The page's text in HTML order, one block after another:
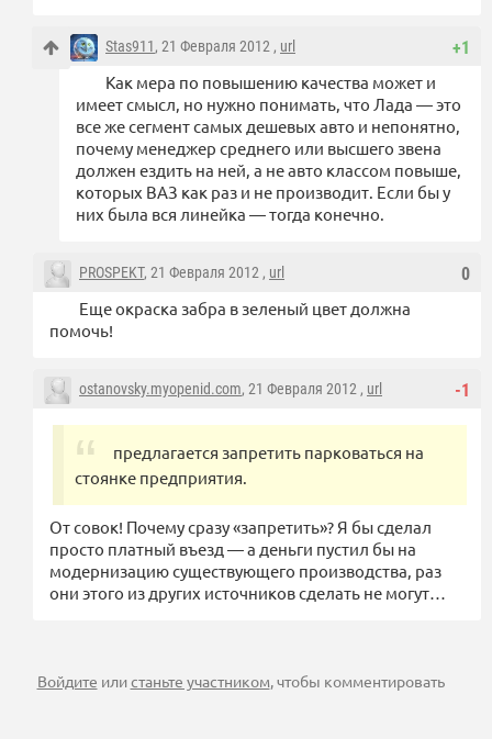
+1
Stas911, 21 Февраля 2012 , url
Как мера по повышению качества может и
имеет смысл, но нужно понимать, что Лада — это
все же сегмент самых дешевых авто и непонятно,
почему менеджер среднего или высшего звена
должен ездить на ней, а не авто классом повыше,
которых ВАЗ как раз и не производит. Если бы у
них была вся линейка — тогда конечно.
0
PROSPEKT, 21 Февраля 2012 , url
Еще окраска забра в зеленый цвет должна
помочь!
-1
ostanovsky.myopenid.com, 21 Февраля 2012 , url
предлагается запретить парковаться на
стоянке предприятия.
От совок! Почему сразу «запретить»? Я бы сделал
просто платный въезд — а деньги пустил бы на
модернизацию существующего производства, раз
они этого из других источников сделать не могут…
Войдите илистаньте участником, чтобы комментировать